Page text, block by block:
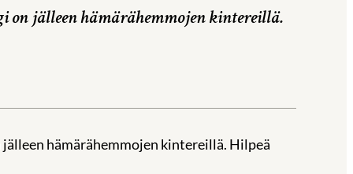
on jälleen hämärähemmojen kintereillä.
hämärähemmojen kintereillä. Hilpeä